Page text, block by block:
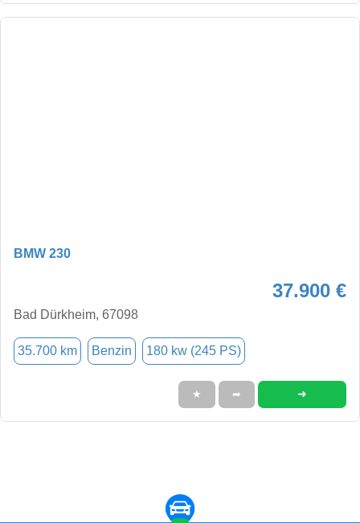
BMW 230
37.900 €
Bad Dürkheim, 67098
35.700 km Benzin 180 kw (245 PS)
★ ➦ ➜